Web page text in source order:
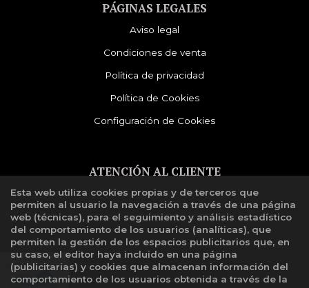
PÁGINAS LEGALES
Aviso legal
Condiciones de venta
Política de privacidad
Política de Cookies
Configuración de Cookies
ATENCIÓN AL CLIENTE
Quiénes somos
Libro de reclamaciones
Esta web utiliza cookies propias y de terceros que
permiten al usuario la navegación a través de una página
web (técnicas), para el seguimiento y análisis estadístico
del comportamiento de los usuarios (analíticas), que
permiten la gestión de los espacios publicitarios que, en
su caso, el editor haya incluido en una página
(publicitarias) y cookies que almacenan información del
comportamiento de los usuarios obtenida a través de la